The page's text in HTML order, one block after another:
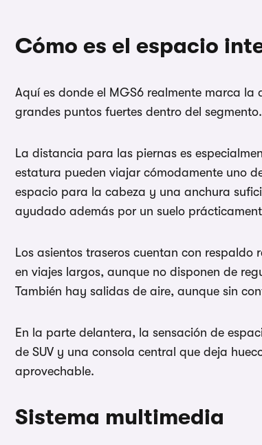
Cómo es el espacio
Aquí es donde el MGS6 realmente marca la
grandes puntos fuertes dentro del segmento.
La distancia para las piernas es
estatura pueden viajar cómodamente uno
espacio para la cabeza y una anchura
ayudado además por un suelo
Los asientos traseros cuentan con
en viajes largos, aunque no disponen de
También hay salidas de aire, aunque sin
En la parte delantera, la sensación de
de SUV y una consola central que deja
aprovechable.
Sistema multimedia